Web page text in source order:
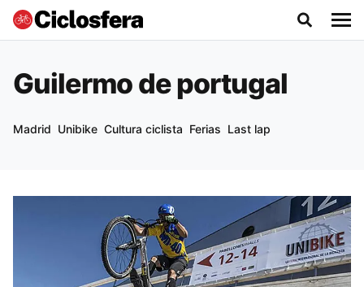
Guilermo de portugal
Madrid Unibike Cultura ciclista Ferias Last lap